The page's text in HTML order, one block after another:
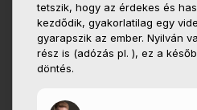
tetszik, hogy az érdekes és
kezdődik, gyakorlatilag egy
gyarapszik az ember. Nyilván
rész is (adózás pl. ), ez a
döntés.